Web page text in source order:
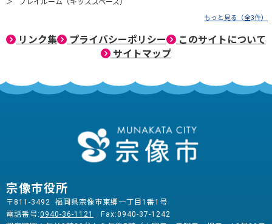
プレイルーム（キッズスペース）
もっと見る（全3件）
リンク集 プライバシーポリシー
このサイトについて
サイトマップ
宗像市役所
〒811-3492 福岡県宗像市東郷一丁目1番1号
電話番号:0940-36-1121
Fax:0940-37-1242